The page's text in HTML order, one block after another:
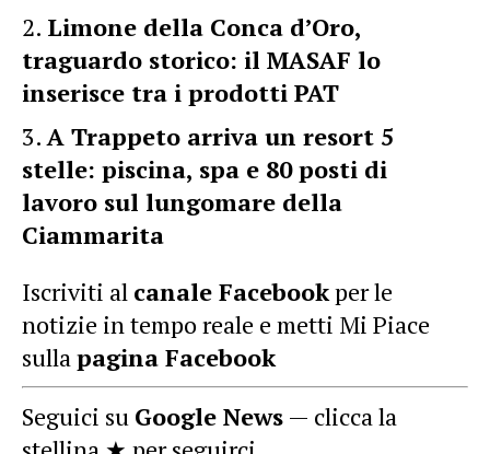
Limone della Conca d’Oro,
traguardo storico: il MASAF lo
inserisce tra i prodotti PAT
A Trappeto arriva un resort 5
stelle: piscina, spa e 80 posti di
lavoro sul lungomare della
Ciammarita
Iscriviti al canale Facebookper le
notizie in tempo reale e metti Mi Piace
sullapagina Facebook
Seguici su Google News — clicca la